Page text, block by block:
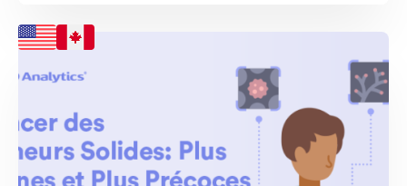
décisions complexes,...